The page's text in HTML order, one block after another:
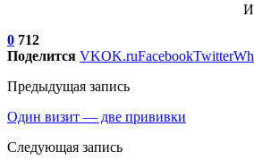
0 712
Поделится VKOK.ruFacebookTwitter
Предыдущая запись
Один визит — две прививки
Следующая запись